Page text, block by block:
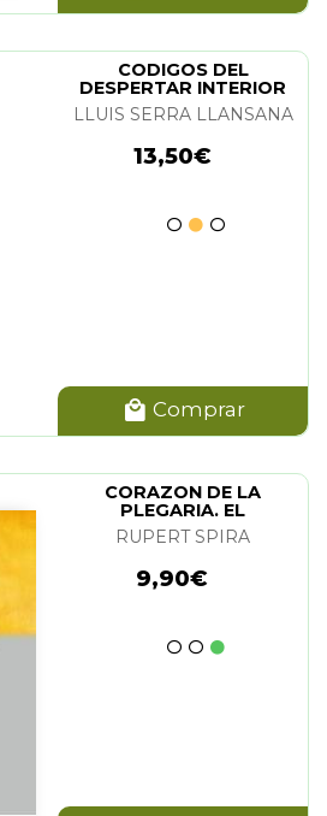
CODIGOS DEL
DESPERTAR INTERIOR
LLUIS SERRA LLANSANA
13,50€
Comprar
CORAZON DE LA
PLEGARIA. EL
RUPERT SPIRA
9,90€